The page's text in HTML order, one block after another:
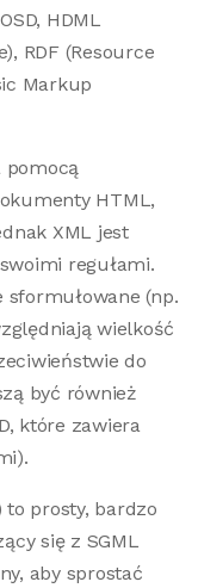
HDML
RDF (Resource
Markup
pomocą
HTML,
XML jest
regułami.
(np.
wielkość
do
być również
które zawiera
to prosty, bardzo
się z SGML
aby sprostać